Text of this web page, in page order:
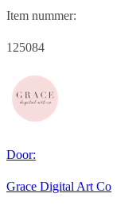
Item nummer:
125084
Door:
Grace Digital Art Co